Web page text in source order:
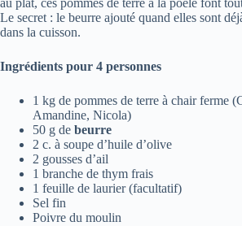
au plat, ces pommes de terre à la poêle font
Le secret : le beurre ajouté quand elles sont
dans la cuisson.
Ingrédients pour 4 personnes
1 kg de pommes de terre à chair ferme
Amandine, Nicola)
50 g de beurre
2 c. à soupe d’huile d’olive
2 gousses d’ail
1 branche de thym frais
1 feuille de laurier (facultatif)
Sel fin
Poivre du moulin